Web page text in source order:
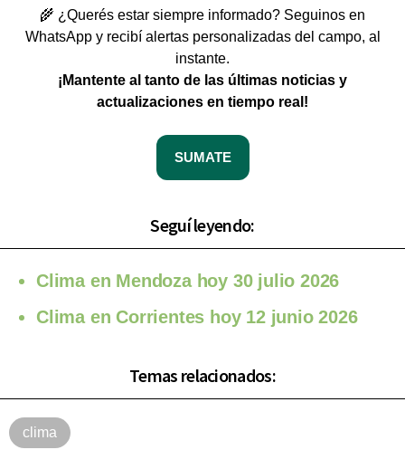
🌾 ¿Querés estar siempre informado? Seguinos en
WhatsApp y recibí alertas personalizadas del campo, al
instante.
¡Mantente al tanto de las últimas noticias y
actualizaciones en tiempo real!
SUMATE
Seguí leyendo:
Clima en Mendoza hoy 30 julio 2026
Clima en Corrientes hoy 12 junio 2026
Temas relacionados:
clima